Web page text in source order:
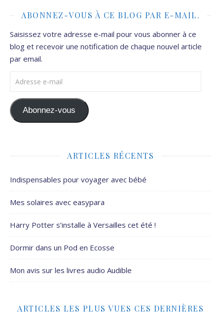
ABONNEZ-VOUS À CE BLOG PAR E-MAIL.
Saisissez votre adresse e-mail pour vous abonner à ce
blog et recevoir une notification de chaque nouvel article
par email.
Adresse e-mail
Abonnez-vous
ARTICLES RÉCENTS
Indispensables pour voyager avec bébé
Mes solaires avec easypara
Harry Potter s’installe à Versailles cet été !
Dormir dans un Pod en Ecosse
Mon avis sur les livres audio Audible
ARTICLES LES PLUS VUES CES DERNIÈRES